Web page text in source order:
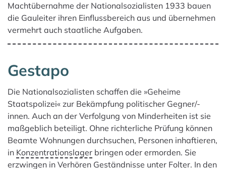
Machtübernahme der Nationalsozialisten 1933 bauen
die Gauleiter ihren Einflussbereich aus und übernehmen
vermehrt auch staatliche Aufgaben.
Gestapo
Die Nationalsozialisten schaffen die »Geheime
Staatspolizei« zur Bekämpfung politischer Gegner/-
innen. Auch an der Verfolgung von Minderheiten ist sie
maßgeblich beteiligt. Ohne richterliche Prüfung können
Beamte Wohnungen durchsuchen, Personen inhaftieren,
in Konzentrationslager bringen oder ermorden. Sie
erzwingen in Verhören Geständnisse unter Folter. In den